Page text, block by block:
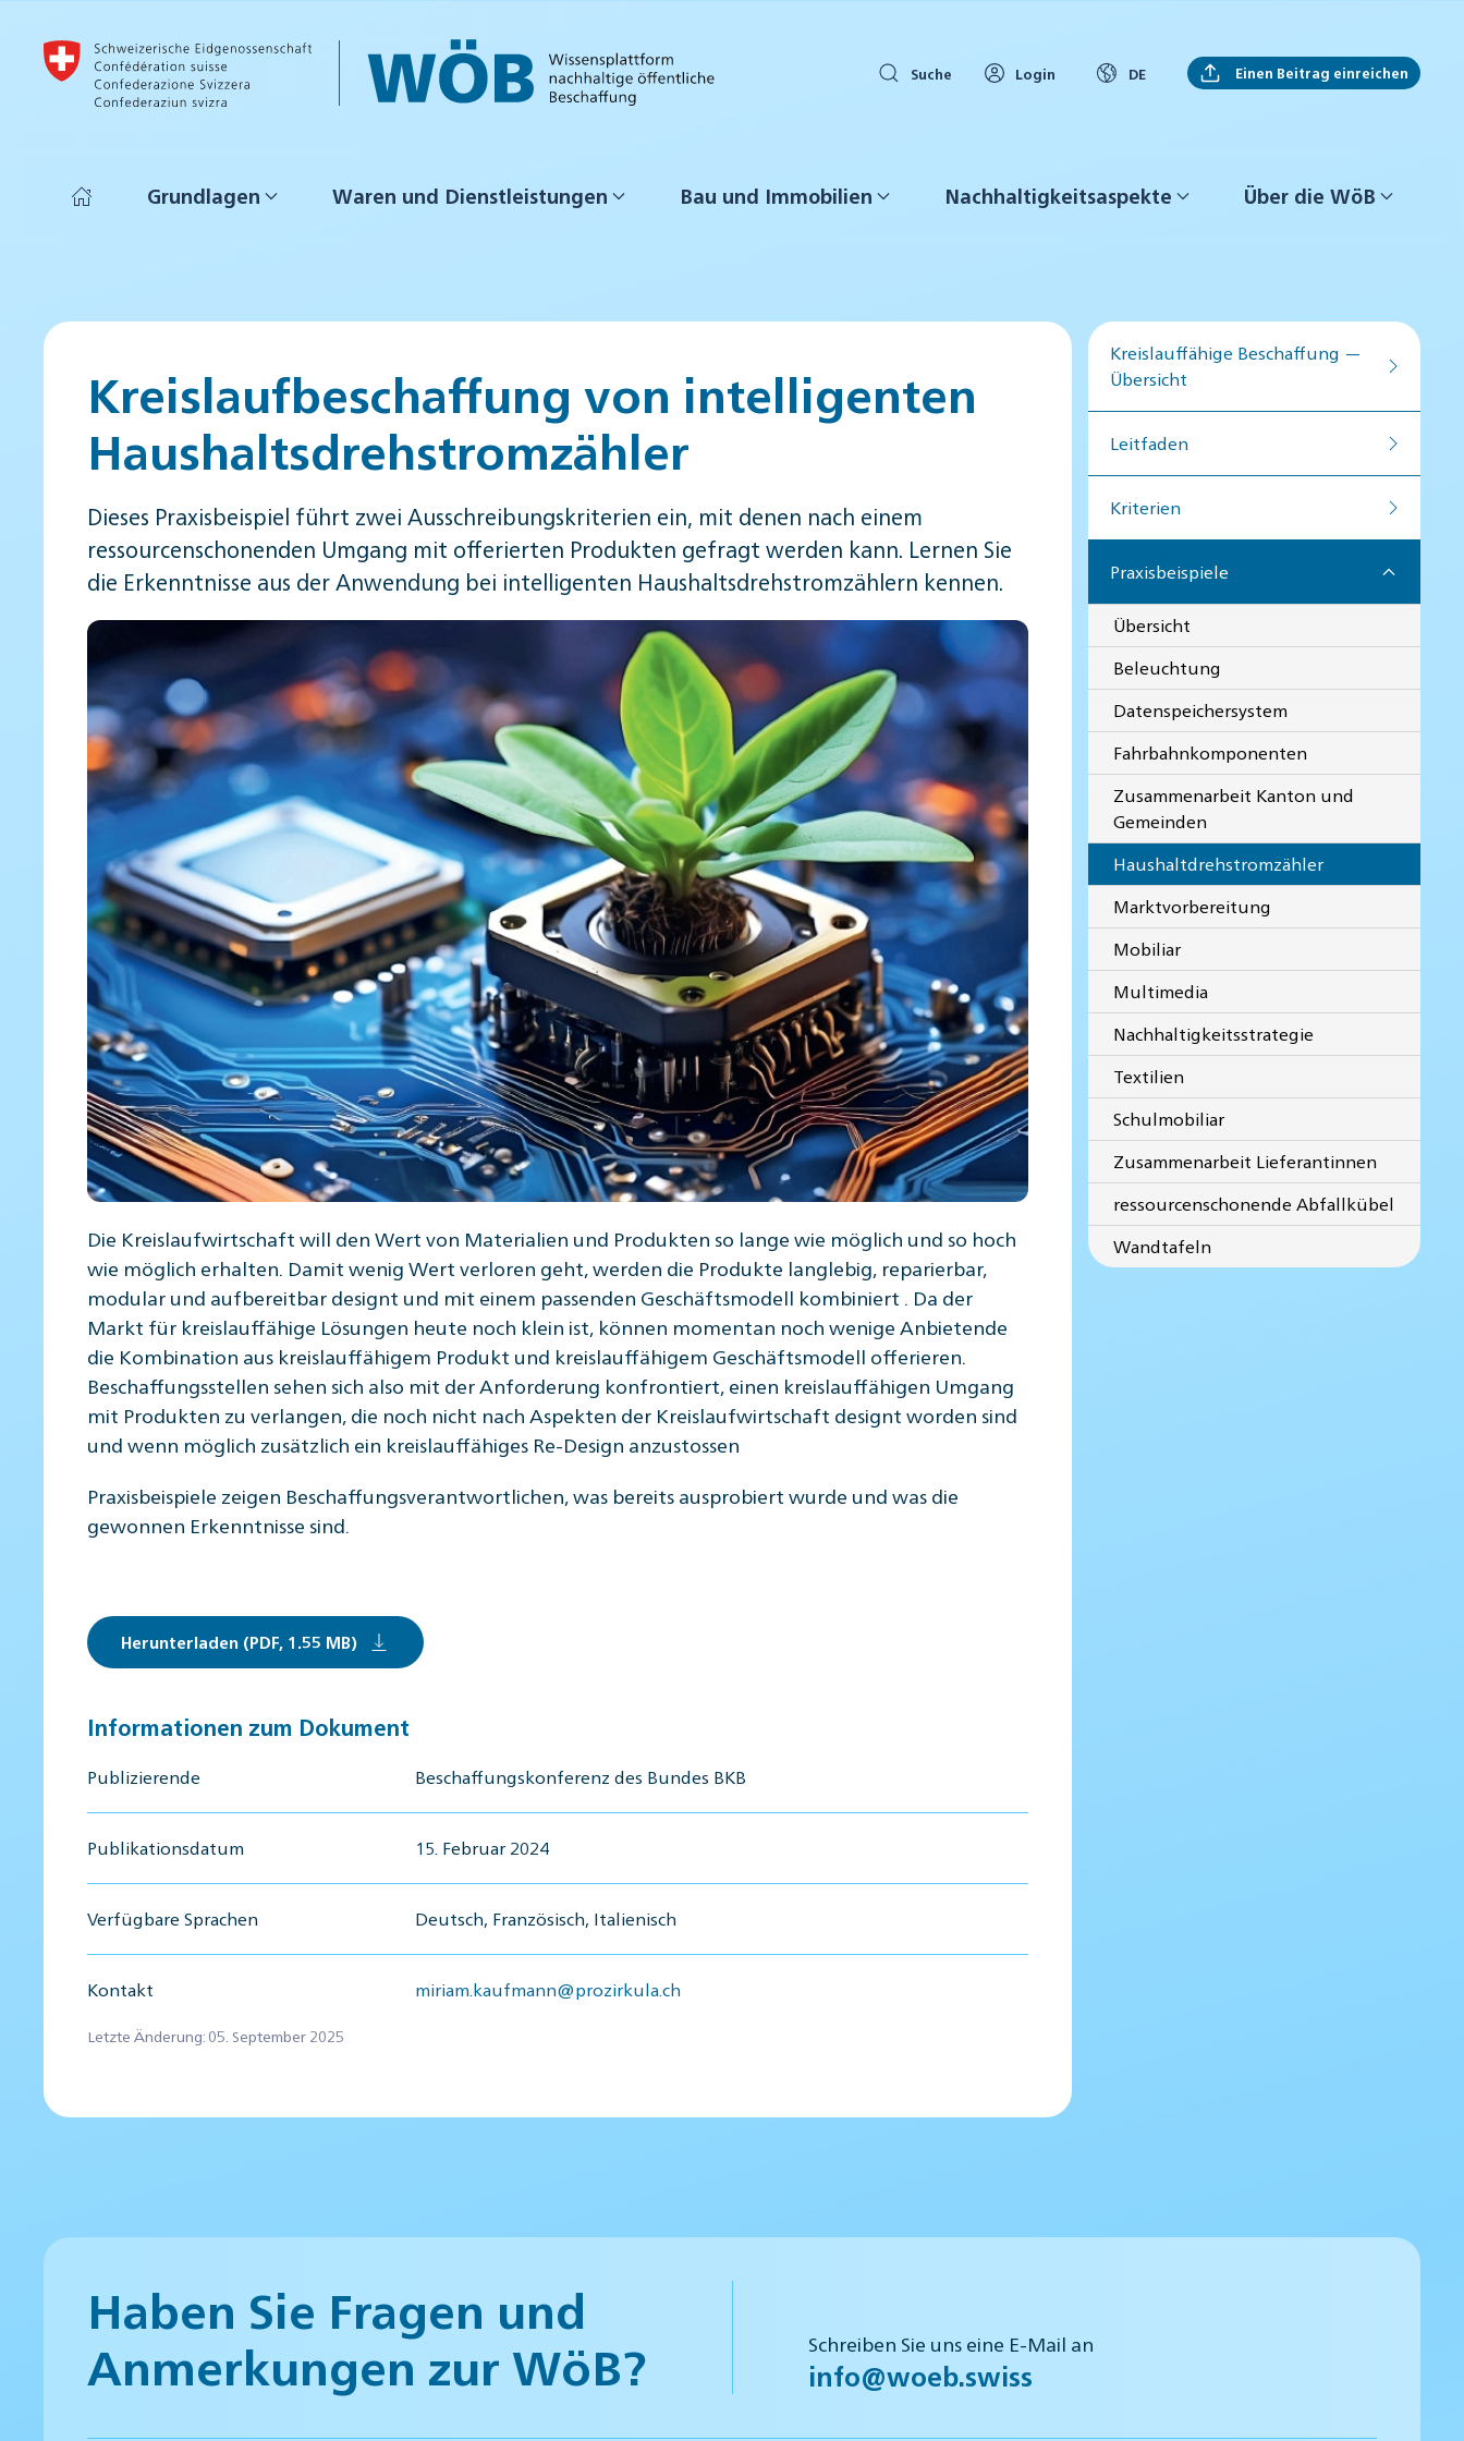
Skip to main content
Suche Login DE Einen Beitrag einreichen
Grundlagen Waren und Dienstleistungen Bau und Immobilien Nachhaltigkeitsaspekte Über die WöB
Kreislaufbeschaffung von intelligenten
Haushaltsdrehstromzähler
Dieses Praxisbeispiel führt zwei Ausschreibungskriterien ein, mit denen nach einem
ressourcenschonenden Umgang mit offerierten Produkten gefragt werden kann. Lernen Sie
die Erkenntnisse aus der Anwendung bei intelligenten Haushaltsdrehstromzählern kennen.
Die Kreislaufwirtschaft will den Wert von Materialien und Produkten so lange wie möglich und so hoch
wie möglich erhalten. Damit wenig Wert verloren geht, werden die Produkte langlebig, reparierbar,
modular und aufbereitbar designt und mit einem passenden Geschäftsmodell kombiniert . Da der
Markt für kreislauffähige Lösungen heute noch klein ist, können momentan noch wenige Anbietende
die Kombination aus kreislauffähigem Produkt und kreislauffähigem Geschäftsmodell offerieren.
Beschaffungsstellen sehen sich also mit der Anforderung konfrontiert, einen kreislauffähigen Umgang
mit Produkten zu verlangen, die noch nicht nach Aspekten der Kreislaufwirtschaft designt worden sind
und wenn möglich zusätzlich ein kreislauffähiges Re-Design anzustossen
Praxisbeispiele zeigen Beschaffungsverantwortlichen, was bereits ausprobiert wurde und was die
gewonnen Erkenntnisse sind.
Herunterladen (PDF, 1.55 MB)
Informationen zum Dokument
Publizierende Beschaffungskonferenz des Bundes BKB
Publikationsdatum 15. Februar 2024
Verfügbare Sprachen Deutsch, Französisch, Italienisch
Kontakt miriam.kaufmann@prozirkula.ch
Letzte Änderung: 05. September 2025
Kreislauffähige Beschaffung —
Übersicht
Leitfaden
Kriterien
Praxisbeispiele
Übersicht
Beleuchtung
Datenspeichersystem
Fahrbahnkomponenten
Zusammenarbeit Kanton und
Gemeinden
Haushaltdrehstromzähler
Marktvorbereitung
Mobiliar
Multimedia
Nachhaltigkeitsstrategie
Textilien
Schulmobiliar
Zusammenarbeit Lieferantinnen
ressourcenschonende Abfallkübel
Wandtafeln
Haben Sie Fragen und
Anmerkungen zur WöB?
Schreiben Sie uns eine E-Mail an
info@woeb.swiss